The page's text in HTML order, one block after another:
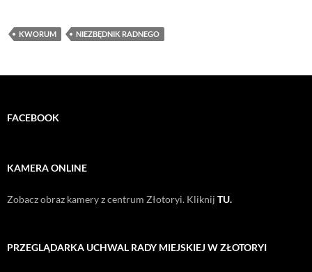
KWORUM NIEZBĘDNIK RADNEGO
FACEBOOK
KAMERA ONLINE
Zobacz obraz kamery z centrum Złotoryi. Kliknij TU.
PRZEGLĄDARKA UCHWAL RADY MIEJSKIEJ W ZŁOTORYI